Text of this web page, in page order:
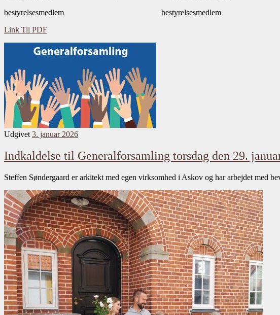
bestyrelsesmedlem bestyrelsesmedlem
Link Til PDF
Udgivet 3. januar 2026
Indkaldelse til Generalforsamling torsdag den 29.
Steffen Søndergaard er arkitekt med egen virksomhed i Askov og har arbejdet med